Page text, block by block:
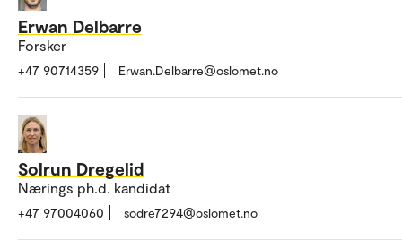
Erwan Delbarre
Forsker
+47 90714359 Erwan.Delbarre@oslomet.no
Solrun Dregelid
Nærings ph.d. kandidat
+47 97004060 sodre7294@oslomet.no